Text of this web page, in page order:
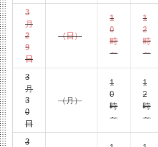
3
月
2
9
日
（日）
1
0
時
～
1
2
時
～
3
月
3
0
日
（月）
1
0
時
～
1
2
時
～
3